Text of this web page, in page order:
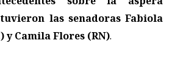
las senadoras Fabiola
y Camila Flores (RN).